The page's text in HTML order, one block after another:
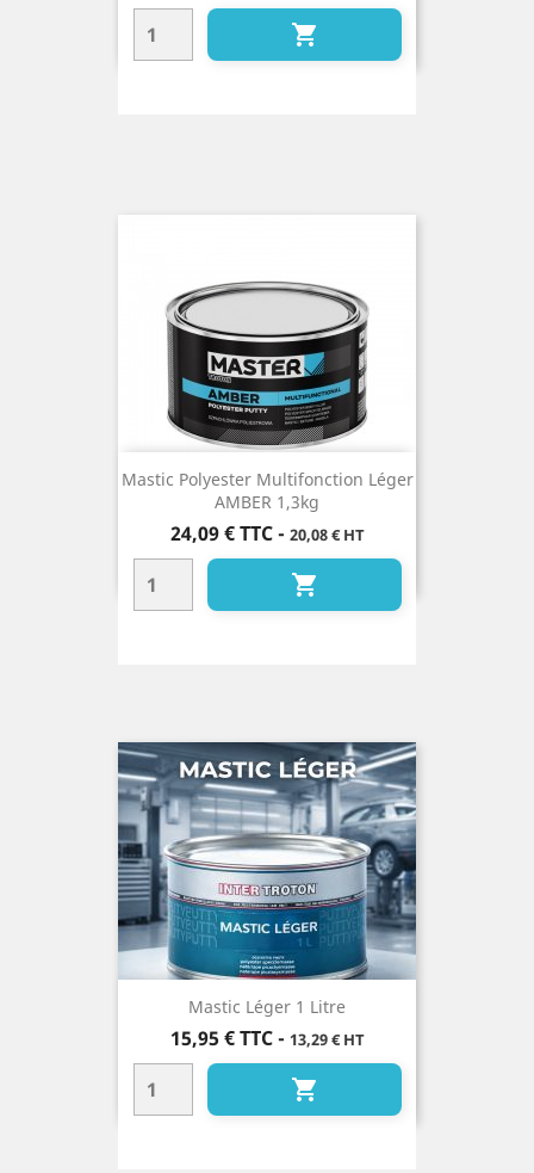

Mastic Polyester Multifonction Léger
AMBER 1,3kg
Prix
24,09 € TTC- 20,08 € HT

Mastic Léger 1 Litre
Prix
15,95 € TTC- 13,29 € HT
